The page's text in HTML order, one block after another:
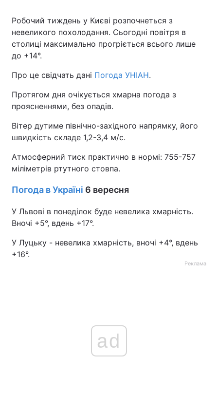
Робочий тиждень у Києві розпочнеться з
невеликого похолодання. Сьогодні повітря в
столиці максимально прогріється всього лише
до +14°.
Про це свідчать дані Погода УНІАН.
Протягом дня очікується хмарна погода з
проясненнями, без опадів.
Вітер дутиме північно-західного напрямку, його
швидкість складе 1,2-3,4 м/с.
Атмосферний тиск практично в нормі: 755-757
міліметрів ртутного стовпа.
Погода в Україні 6 вересня
У Львові в понеділок буде невелика хмарність.
Вночі +5°, вдень +17°.
У Луцьку - невелика хмарність, вночі +4°, вдень
+16°.
Реклама
ad